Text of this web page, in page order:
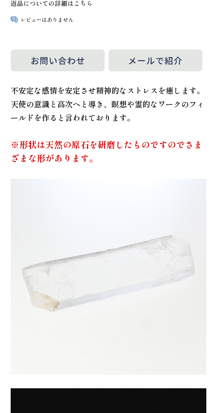
返品についての詳細はこちら
レビューはありません
不安定な感情を安定させ精神的なストレスを癒します。
天使の意識と高次へと導き、瞑想や霊的なワークのフィ
ールドを作ると言われております。
※形状は天然の原石を研磨したものですのでさま
ざまな形があります。